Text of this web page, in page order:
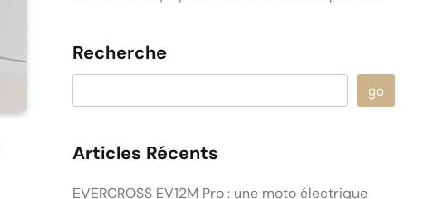
Recherche
go
Articles Récents
EVERCROSS EV12M Pro : une moto électrique